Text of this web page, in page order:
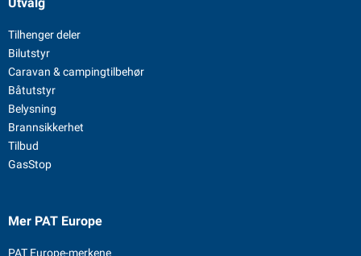
Tilhenger deler
Bilutstyr
Caravan & campingtilbehør
Båtutstyr
Belysning
Brannsikkerhet
Tilbud
GasStop
Mer PAT Europe
PAT Europe-merkene